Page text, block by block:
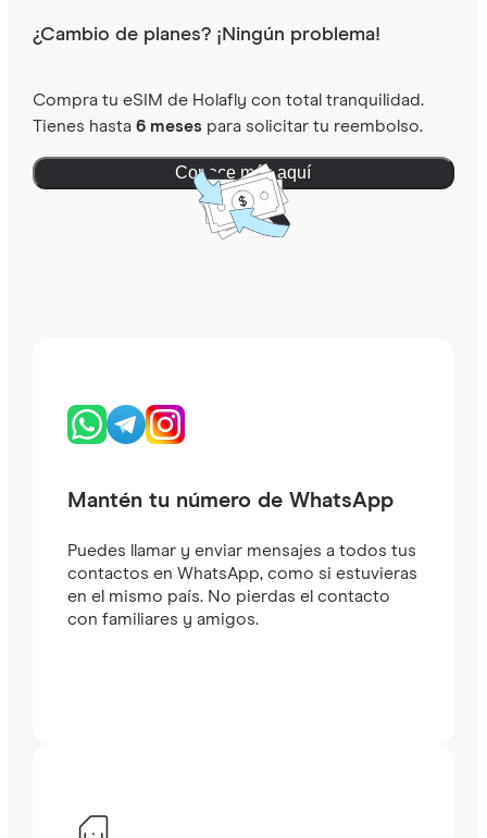
¿Cambio de planes? ¡Ningún problema!
Compra tu eSIM de Holafly con total tranquilidad.
Tienes hasta 6 mesespara solicitar tu reembolso.
Conoce más aquí
Mantén tu número de WhatsApp
Puedes llamar y enviar mensajes a todos tus
contactos en WhatsApp, como si estuvieras
en el mismo país. No pierdas el contacto
con familiares y amigos.